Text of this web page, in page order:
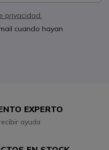
privacidad.
cuando hayan
EXPERTO
ayuda